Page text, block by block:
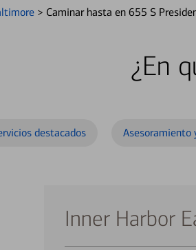
> Caminar hasta en 655 S
¿En
destacados Asesoramiento
Inner Harbor